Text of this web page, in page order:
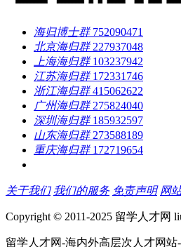
海归博士群 752090471
北京海归群 227937048
上海海归群 103237942
江苏海归群 172331746
浙江海归群 415062622
广州海归群 275824040
深圳海归群 185932597
山东海归群 273588189
重庆海归群 172719654
关于我们 我们的服务 免责声明 网
Copyright © 2011-2025 留学人才网
留学人才网-海内外高层次人才网